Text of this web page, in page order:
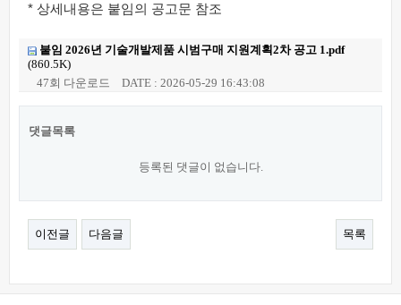
* 상세내용은 붙임의 공고문 참조
붙임 2026년 기술개발제품 시범구매 지원계획2차 공고 1.pdf
(860.5K)
47회 다운로드
DATE : 2026-05-29 16:43:08
댓글목록
등록된 댓글이 없습니다.
이전글 다음글 목록